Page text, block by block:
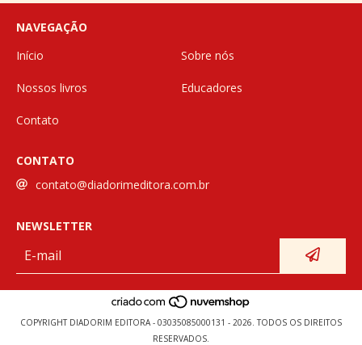
NAVEGAÇÃO
Início
Sobre nós
Nossos livros Educadores
Contato
CONTATO
contato@diadorimeditora.com.br
NEWSLETTER
COPYRIGHT DIADORIM EDITORA - 03035085000131 - 2026. TODOS OS DIREITOS
RESERVADOS.